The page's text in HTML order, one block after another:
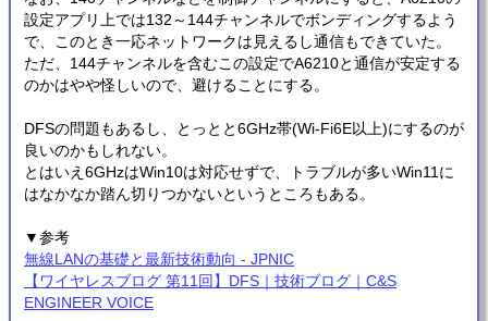
設定アプリ上では132～144チャンネルでボンディングするよう
で、このとき一応ネットワークは見えるし通信もできていた。
ただ、144チャンネルを含むこの設定でA6210と通信が安定する
のかはやや怪しいので、避けることにする。
DFSの問題もあるし、とっとと6GHz帯(Wi-Fi6E以上)にするのが
良いのかもしれない。
とはいえ6GHzはWin10は対応せずで、トラブルが多いWin11に
はなかなか踏ん切りつかないというところもある。
▼参考
無線LANの基礎と最新技術動向 - JPNIC
【ワイヤレスブログ 第11回】DFS｜技術ブログ｜C&S
ENGINEER VOICE